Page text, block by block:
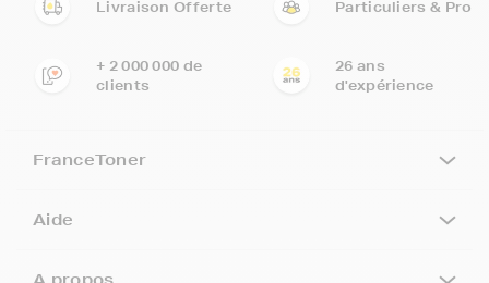
Livraison Offerte Particuliers & Pro
+ 2 000 000 de
clients
26 ans
d'expérience
FranceToner
Aide